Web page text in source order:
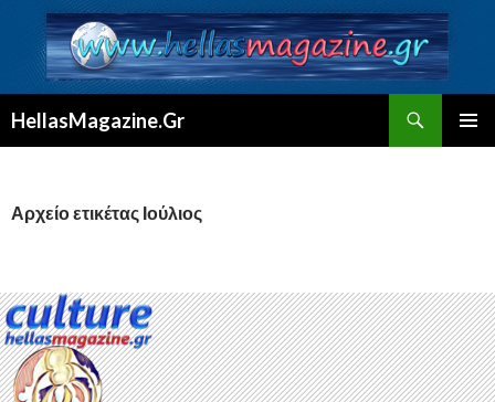
HellasMagazine.Gr
Αρχείο ετικέτας Ιούλιος